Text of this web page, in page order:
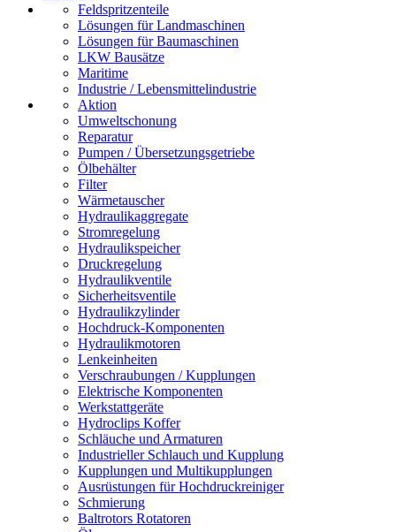
Feldspritzenteile
Lösungen für Landmaschinen
Lösungen für Baumaschinen
LKW Bausätze
Maritime
Industrie / Lebensmittelindustrie
Aktion
Umweltschonung
Reparatur
Pumpen / Übersetzungsgetriebe
Ölbehälter
Filter
Wärmetauscher
Hydraulikaggregate
Stromregelung
Hydraulikspeicher
Druckregelung
Hydraulikventile
Sicherheitsventile
Hydraulikzylinder
Hochdruck-Komponenten
Hydraulikmotoren
Lenkeinheiten
Verschraubungen / Kupplungen
Elektrische Komponenten
Werkstattgeräte
Hydroclips Koffer
Schläuche und Armaturen
Industrieller Schlauch und Kupplung
Kupplungen und Multikupplungen
Ausrüstungen für Hochdruckreiniger
Schmierung
Baltrotors Rotatoren